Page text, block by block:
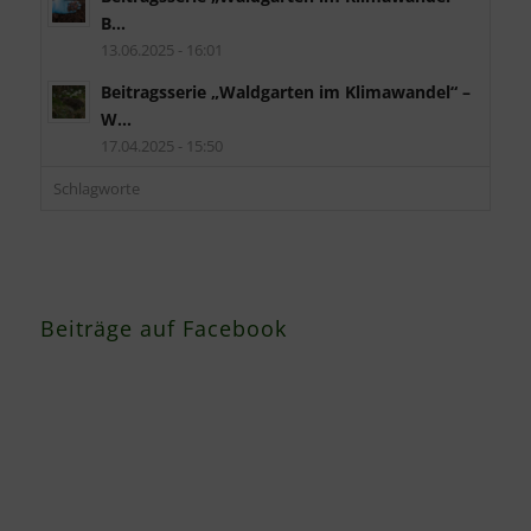
B...
13.06.2025 - 16:01
Beitragsserie „Waldgarten im Klimawandel“ –
W...
17.04.2025 - 15:50
Schlagworte
Beiträge auf Facebook